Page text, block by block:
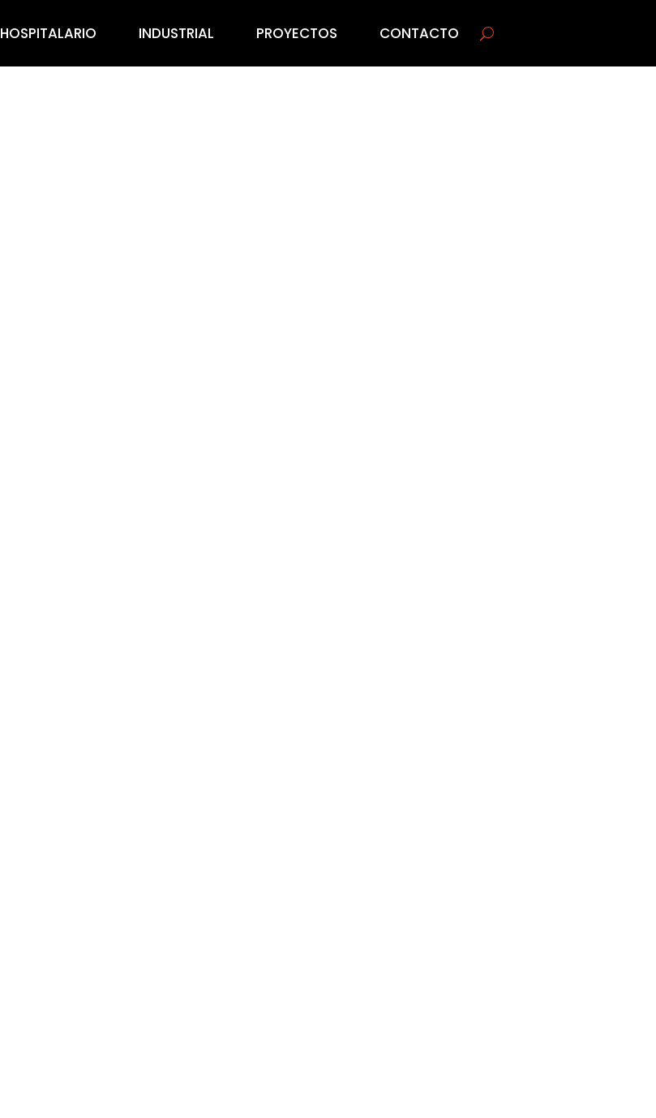
HOSPITALARIO INDUSTRIAL PROYECTOS CONTACTO